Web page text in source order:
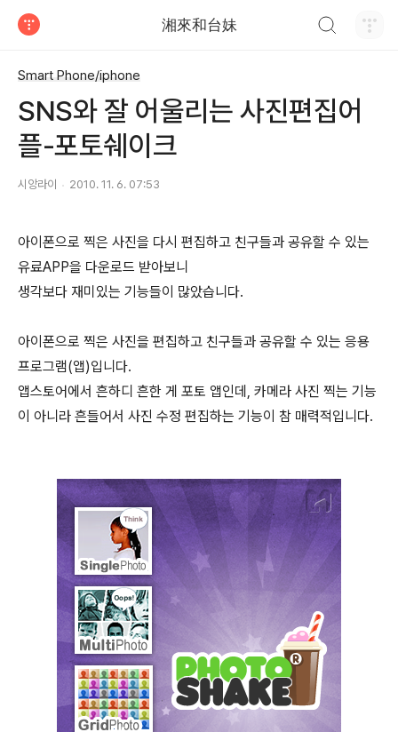
湘來和台妹
Smart Phone/iphone
SNS와 잘 어울리는 사진편집어
플-포토쉐이크
시앙라이 2010. 11. 6. 07:53
아이폰으로 찍은 사진을 다시 편집하고 친구들과 공유할 수 있는
유료APP을 다운로드 받아보니
생각보다 재미있는 기능들이 많았습니다.
아이폰으로 찍은 사진을 편집하고 친구들과 공유할 수 있는 응용
프로그램(앱)입니다.
앱스토어에서 흔하디 흔한 게 포토 앱인데, 카메라 사진 찍는 기능
이 아니라 흔들어서 사진 수정 편집하는 기능이 참 매력적입니다.